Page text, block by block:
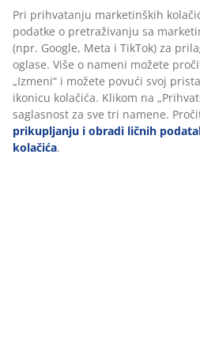
Tehnički podaci
Recenzije
( 3)
Pri prihvatanju marketinških
podatke o pretraživanju sa
(npr. Google, Meta i TikTok) za
oglase. Više o nameni možete
„Izmeni“ i možete povući svoj
ikonicu kolačića. Klikom na
saglasnost za sve tri namene.
prikupljanju i obradi ličnih
kolačića.